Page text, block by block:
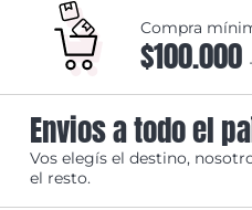
Compra
$100.000
Envios a todo el
Vos elegís el destino,
el resto.